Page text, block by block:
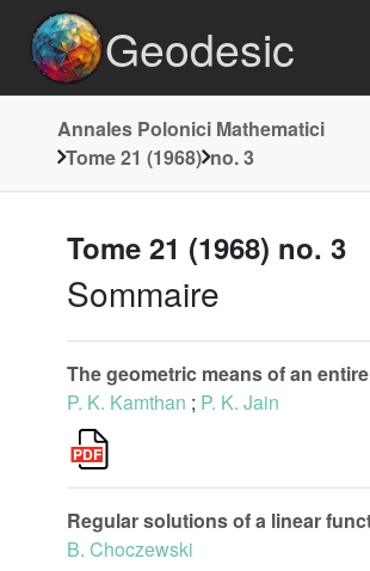
Geodesic
Annales Polonici Mathematici
Tome 21 (1968) no. 3
Tome 21 (1968) no. 3
Sommaire
The geometric means of an
P. K. Kamthan ; P. K. Jain
Regular solutions of a linear
B. Choczewski